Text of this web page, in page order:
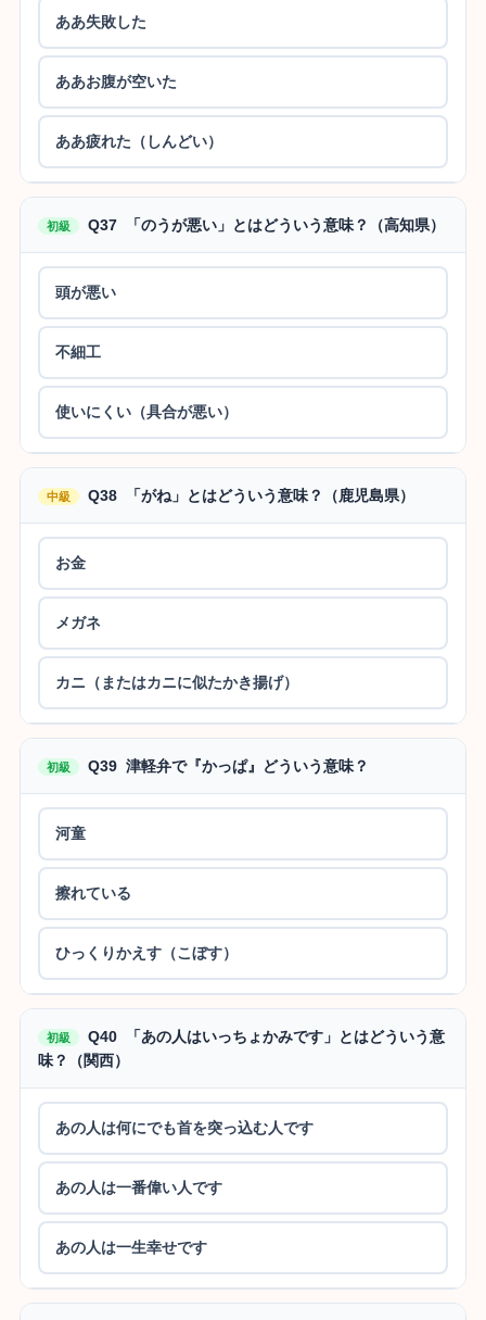
ああ失敗した
ああお腹が空いた
ああ疲れた（しんどい）
初級 Q37 「のうが悪い」とはどういう意味？（高知県）
頭が悪い
不細工
使いにくい（具合が悪い）
中級 Q38 「がね」とはどういう意味？（鹿児島県）
お金
メガネ
カニ（またはカニに似たかき揚げ）
初級 Q39 津軽弁で『かっぱ』どういう意味？
河童
擦れている
ひっくりかえす（こぼす）
初級
Q40 「あの人はいっちょかみです」とはどういう意
味？（関西）
あの人は何にでも首を突っ込む人です
あの人は一番偉い人です
あの人は一生幸せです